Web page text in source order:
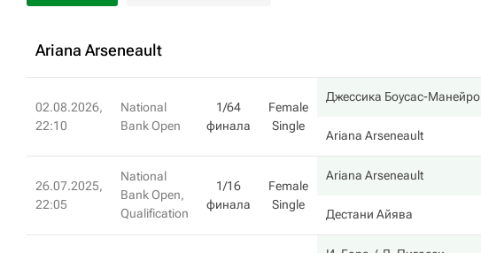
Ariana Arseneault
02.08.2026,
22:10
National
Bank Open
1/64
финала
Female
Single
Джессика Боусас-Манейро
Ariana Arseneault
26.07.2025,
22:05
National
Bank Open,
Qualification
1/16
финала
Female
Single
Ariana Arseneault
Дестани Айява